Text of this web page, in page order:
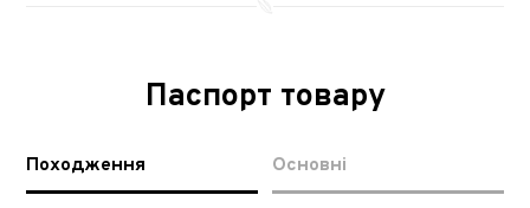
Паспорт товару
Походження Основні